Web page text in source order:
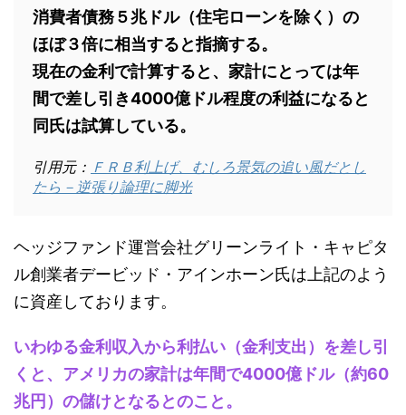
消費者債務５兆ドル（住宅ローンを除く）の
ほぼ３倍に相当すると指摘する。
現在の金利で計算すると、家計にとっては年
間で差し引き4000億ドル程度の利益になると
同氏は試算している。
引用元： ＦＲＢ利上げ、むしろ景気の追い風だとし
たら－逆張り論理に脚光
ヘッジファンド運営会社グリーンライト・キャピタ
ル創業者デービッド・アインホーン氏は上記のよう
に資産しております。
いわゆる金利収入から利払い（金利支出）を差し引
くと、アメリカの家計は年間で4000億ドル（約60
兆円）の儲けとなるとのこと。